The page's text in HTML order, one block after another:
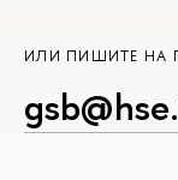
ИЛИ ПИШИТЕ НА